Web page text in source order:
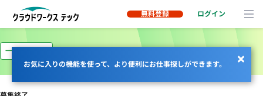
無料登録 ログイン
お気に入りの機能を使って、より便利にお仕事探しができます。
一部リモート